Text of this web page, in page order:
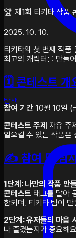
탐색
🏆 제1회 티키타 작품
2025. 10. 10.
티키타의 첫 번째 작품
최고의 캐릭터를 만들
🗓️ 콘테스트 개
참여 기간 10월 10일 (
콘테스트 주제 자유 주
일으킬 수 있는 작품은
✍️ 참여 및 심
1단계: 나만의 작품 만들
콘테스트 태그를 달아
함되며, 티키타 팀이
2단계: 유저들의 마음
나 즐겼는지가 중요해